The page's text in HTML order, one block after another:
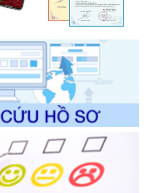
bổ sung, bị bãi bỏ và phê duyệt
trình điện tử giải quyết thủ tục hành
vực thuộc phạm vi chức năng quản
tha
2026
UBND
bố Danh mục thủ tục hành chính
và phê duyệt Quy trình nội bộ, quy
thủ tục hành chính trong lĩnh vực Du
năng quản lý của Sở Văn hóa, Thể
2026
UBND
Danh mục thủ tục hành chính sửa
Quy trình nội bộ, quy trình điện tử
hành chính lĩnh vực biến đổi khí hậu
của Sở Nông nghiệp và Môi